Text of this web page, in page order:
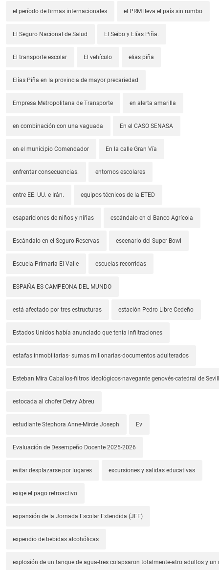
el período de firmas internacionales el PRM lleva el país sin rumbo
El Seguro Nacional de Salud El Seibo y Elías Piña.
El transporte escolar El vehículo elias piña
Elías Piña en la provincia de mayor precariedad
Empresa Metropolitana de Transporte en alerta amarilla
en combinación con una vaguada En el CASO SENASA
en el municipio Comendador En la calle Gran Vía
enfrentar consecuencias. entornos escolares
entre EE. UU. e Irán. equipos técnicos de la ETED
esapariciones de niños y niñas escándalo en el Banco Agrícola
Escándalo en el Seguro Reservas escenario del Super Bowl
Escuela Primaria El Valle escuelas recorridas
ESPAÑA ES CAMPEONA DEL MUNDO
está afectado por tres estructuras estación Pedro Libre Cedeño
Estados Unidos había anunciado que tenía infiltraciones
estafas inmobiliarias- sumas millonarias-documentos adulterados
Esteban Mira Caballos-filtros ideológicos-navegante genovés-catedral de
estocada al chofer Deivy Abreu
estudiante Stephora Anne-Mircie Joseph Ev
Evaluación de Desempeño Docente 2025-2026
evitar desplazarse por lugares excursiones y salidas educativas
exige el pago retroactivo
expansión de la Jornada Escolar Extendida (JEE)
expendio de bebidas alcohólicas
explosión de un tanque de agua-tres colapsaron totalmente-atro adultos y un